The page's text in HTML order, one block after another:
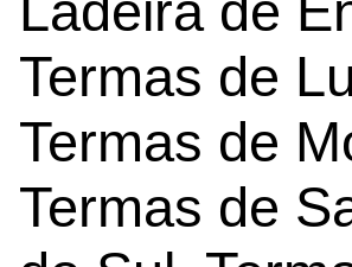
Termas de
Termas de
Termas de